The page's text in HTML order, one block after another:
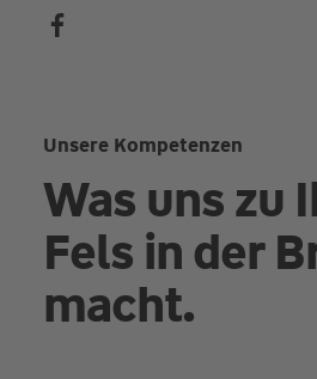
Unsere Kompetenzen
Was uns zu
Fels in der
macht.